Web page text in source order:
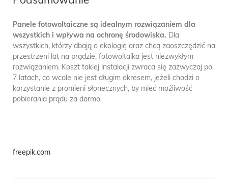
Panele fotowoltaiczne są idealnym rozwiązaniem dla
wszystkich i wpływa na ochronę środowiska. Dla
wszystkich, którzy dbają o ekologię oraz chcą zaoszczędzić na
przestrzeni lat na prądzie, fotowoltaika jest niezwykłym
rozwiązaniem. Koszt takiej instalacji zwraca się zazwyczaj po
7 latach, co wcale nie jest długim okresem, jeżeli chodzi o
korzystanie z promieni słonecznych, by mieć możliwość
pobierania prądu za darmo.
freepik.com